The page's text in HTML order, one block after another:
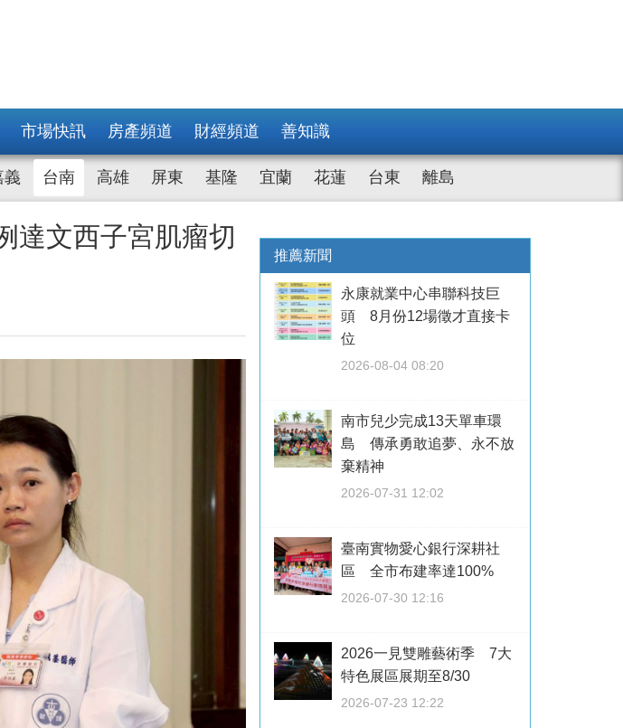
市場快訊 房產頻道 財經頻道 善知識
義 台南 高雄 屏東 基隆 宜蘭 花蓮 台東 離島
達文西子宮肌瘤切
推薦新聞
永康就業中心串聯科技巨
頭 8月份12場徵才直接卡
位
2026-08-04 08:20
南市兒少完成13天單車環
島 傳承勇敢追夢、永不放
棄精神
2026-07-31 12:02
臺南實物愛心銀行深耕社
區 全市布建率達100%
2026-07-30 12:16
2026一見雙雕藝術季 7大
特色展區展期至8/30
2026-07-23 12:22